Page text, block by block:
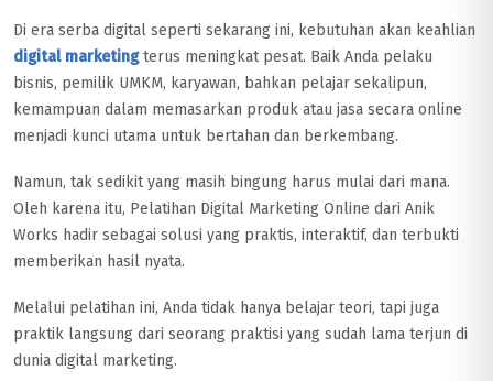
Di era serba digital seperti sekarang ini, kebutuhan akan keahlian
digital marketingterus meningkat pesat. Baik Anda pelaku
bisnis, pemilik UMKM, karyawan, bahkan pelajar sekalipun,
kemampuan dalam memasarkan produk atau jasa secara online
menjadi kunci utama untuk bertahan dan berkembang.
Namun, tak sedikit yang masih bingung harus mulai dari mana.
Oleh karena itu, Pelatihan Digital Marketing Online dari Anik
Works hadir sebagai solusi yang praktis, interaktif, dan terbukti
memberikan hasil nyata.
Melalui pelatihan ini, Anda tidak hanya belajar teori, tapi juga
praktik langsung dari seorang praktisi yang sudah lama terjun di
dunia digital marketing.